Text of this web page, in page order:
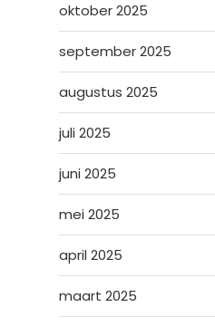
oktober 2025
september 2025
augustus 2025
juli 2025
juni 2025
mei 2025
april 2025
maart 2025